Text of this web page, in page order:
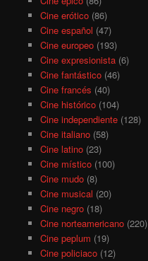
Cine erótico(86)
Cine español (47)
Cine europeo(193)
Cine expresionista(6)
Cine fantástico(46)
Cine francés (40)
Cine histórico(104)
Cine independiente(128)
Cine italiano(58)
Cine latino(23)
Cine místico(100)
Cine mudo(8)
Cine musical (20)
Cine negro(18)
Cine norteamericano(220)
Cine peplum (19)
Cine policiaco(12)